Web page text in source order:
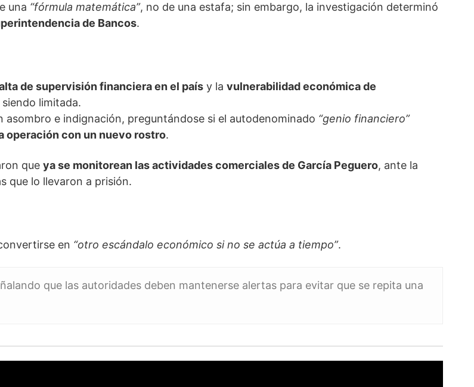
una “fórmula matemática”, no de una estafa; sin embargo, la investigación determinó
de Bancos.
de supervisión financiera en el país y la vulnerabilidad económica de
limitada.
e indignación, preguntándose si el autodenominado “genio financiero”
operación con un nuevo rostro.
que ya se monitorean las actividades comerciales de García Peguero, ante la
que lo llevaron a prisión.
en “otro escándalo económico si no se actúa a tiempo”.
que las autoridades deben mantenerse alertas para evitar que se repita una